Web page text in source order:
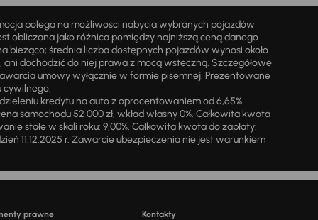
polega na możliwości nabycia wybranych pojazdów
obliczana jako różnica pomiędzy najniższą ceną danego
bieżąco; średnia liczba dostępnych pojazdów wynosi około
dochodzić do niej prawa z mocą wsteczną. Szczegółowe
umowy wyłącznie w formie pisemnej. Prezentowane
cywilnego.
kredytu na auto z oprocentowaniem od 6,65%.
samochodu 52 000 zł, wkład własny 0%. Całkowita kwota
stałe w skali roku: 9,00%. Całkowita kwota do zapłaty:
11.12.2025 r. Zawarcie ubezpieczenia nie jest warunkiem
prawne Kontakty